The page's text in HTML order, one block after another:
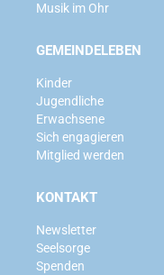
Musik im Ohr
GEMEINDELEBEN
Kinder
Jugendliche
Erwachsene
Sich engagieren
Mitglied werden
KONTAKT
Newsletter
Seelsorge
Spenden